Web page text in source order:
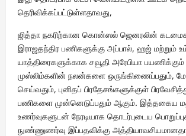
தெரிவிக்கப்பட்டுள்ளதாவது,
ஜித்தா நகரிற்கான கொன்ஸல் ஜெனரலின்
இராஜதந்திர பணிகளுக்கு அப்பால், ஹஜ் மற்றும்
யாத்திரைகளுக்காக சவூதி அரேபியா
முஸ்லிம்களின் நலன்களை ஒருங்கிணைப்பதும்,
செய்வதும், புனிதப் பிரதேசங்களுக்குள்
பணிகளை முன்னெடுப்பதும் ஆகும். இத்தகைய
உணர்வுகளுடன் நேரடியாக தொடர்புடைய
நுண்ணுணர்வு இப்பதவிக்கு